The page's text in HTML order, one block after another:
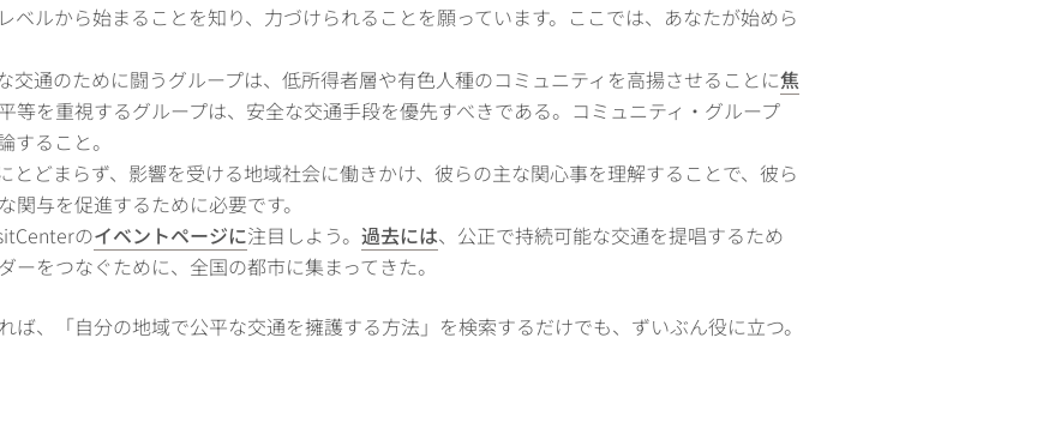
ベルから始まることを知り、力づけられることを願っています。ここでは、あなたが始めら
交通のために闘うグループは、低所得者層や有色人種のコミュニティを高揚させることに焦
等を重視するグループは、安全な交通手段を優先すべきである。コミュニティ・グループ
ること。
とどまらず、影響を受ける地域社会に働きかけ、彼らの主な関心事を理解することで、彼ら
与を促進するために必要です。
のイベントページに注目しよう。 過去には、公正で持続可能な交通を提唱するため
をつなぐために、全国の都市に集まってきた。
ば、「自分の地域で公平な交通を擁護する方法」を検索するだけでも、ずいぶん役に立つ。